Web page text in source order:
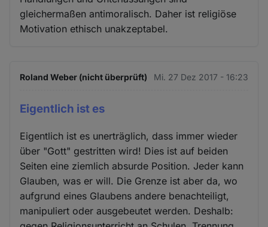
gleichermaßen antimoralisch. Daher ist religiöse
Motivation ethisch unakzeptabel.
Roland Weber (nicht überprüft) Mi. 27 Dez 2017 - 16:23
Eigentlich ist es
Eigentlich ist es unerträglich, dass immer wieder
über "Gott" gestritten wird! Dies ist auf beiden
Seiten eine ziemlich absurde Position. Jeder kann
Glauben, was er will. Die Grenze ist aber da, wo
aufgrund eines Glaubens andere benachteiligt,
manipuliert oder ausgebeutet werden. Deshalb: